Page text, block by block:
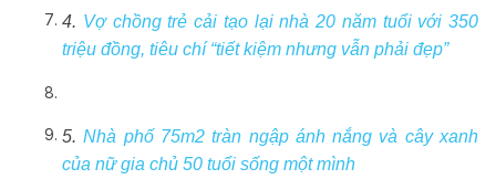
4. Vợ chồng trẻ cải tạo lại nhà 20 năm tuổi với 350
triệu đồng, tiêu chí “tiết kiệm nhưng vẫn phải đẹp”
5.Nhà phố 75m2 tràn ngập ánh nắng và cây xanh
của nữ gia chủ 50 tuổi sống một mình